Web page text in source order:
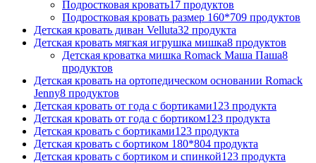
Подростковая кровать17 продуктов
Подростковая кровать размер 160*709 продуктов
Детская кровать диван Velluta32 продукта
Детская кровать мягкая игрушка мишка8 продуктов
Детская кроватка мишка Romack Маша Паша8
продуктов
Детская кровать на ортопедическом основании Romack
Jenny8 продуктов
Детская кровать от года с бортиками123 продукта
Детская кровать от года с бортиком123 продукта
Детская кровать с бортиками123 продукта
Детская кровать с бортиком 180*804 продукта
Детская кровать с бортиком и спинкой123 продукта